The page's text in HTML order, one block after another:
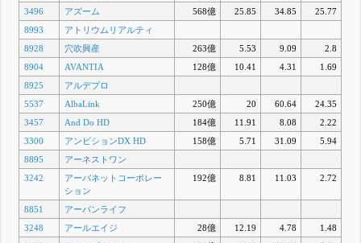
3496
アズーム 568億 25.85 34.85
25.77
8993
アトリウムリアルティ
8928
穴吹興産 263億 5.53 9.09
2.8
8904
AVANTIA 128億 10.41 4.31
1.69
8925
アルデプロ
5537
AlbaLink 250億 20 60.64
24.35
3457
And Do HD 184億 11.91 8.08
2.22
3300
アンビションDX HD 158億 5.71 31.09
5.94
8895
アーネストワン
3242
アーバネットコーポレー
ション
192億 8.81 11.03 2.72
8851
アーバンライフ
3248
アールエイジ 28億 12.19 4.78
1.48